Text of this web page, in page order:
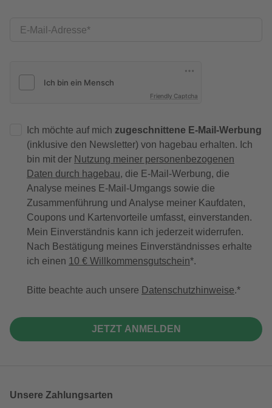
E-Mail-Adresse
Friendly Captcha
Ich möchte auf mich zugeschnittene E-Mail-Werbung
(inklusive den Newsletter) von hagebau erhalten. Ich
bin mit der Nutzung meiner personenbezogenen
Daten durch hagebau, die E-Mail-Werbung, die
Analyse meines E-Mail-Umgangs sowie die
Zusammenführung und Analyse meiner Kaufdaten,
Coupons und Kartenvorteile umfasst, einverstanden.
Mein Einverständnis kann ich jederzeit widerrufen.
Nach Bestätigung meines Einverständnisses erhalte
ich einen 10 € Willkommensgutschein*.
Bitte beachte auch unsere Datenschutzhinweise.
JETZT ANMELDEN
Unsere Zahlungsarten